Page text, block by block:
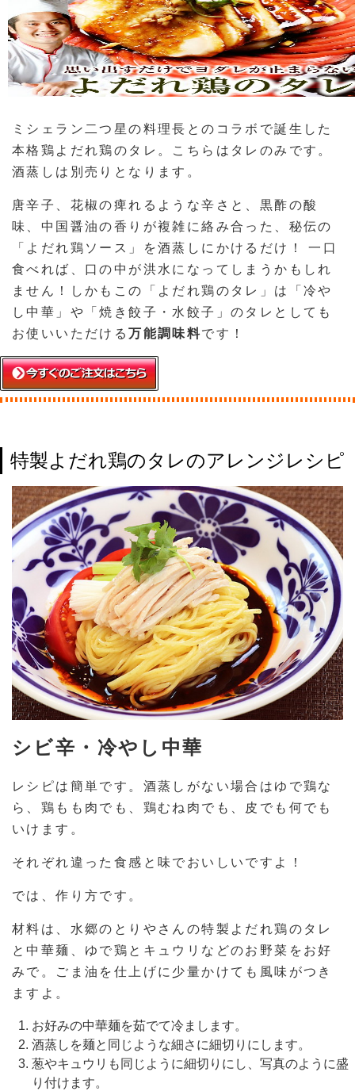
ミシェラン二つ星の料理長とのコラボで誕生した
本格鶏よだれ鶏のタレ。こちらはタレのみです。
酒蒸しは別売りとなります。
唐辛子、花椒の痺れるような辛さと、黒酢の酸
味、中国醤油の香りが複雑に絡み合った、秘伝の
「よだれ鶏ソース」を酒蒸しにかけるだけ！ 一口
食べれば、口の中が洪水になってしまうかもしれ
ません！しかもこの「よだれ鶏のタレ」は「冷や
し中華」や「焼き餃子・水餃子」のタレとしても
お使いいただける万能調味料です！
特製よだれ鶏のタレのアレンジレシピ
シビ辛・冷やし中華
レシピは簡単です。酒蒸しがない場合はゆで鶏な
ら、鶏もも肉でも、鶏むね肉でも、皮でも何でも
いけます。
それぞれ違った食感と味でおいしいですよ！
では、作り方です。
材料は、水郷のとりやさんの特製よだれ鶏のタレ
と中華麺、ゆで鶏とキュウリなどのお野菜をお好
みで。ごま油を仕上げに少量かけても風味がつき
ますよ。
お好みの中華麺を茹でて冷まします。
酒蒸しを麺と同じような細さに細切りにします。
葱やキュウリも同じように細切りにし、写真のように盛
り付けます。